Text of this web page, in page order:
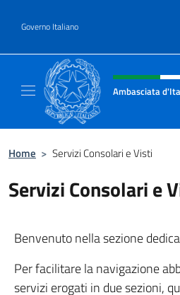
Governo Italiano
Intestazione sito,
Ambasciata
Home > Servizi Consolari e Visti
Servizi Consolari e
Benvenuto nella sezione
Per facilitare la navigazione
servizi erogati in due sezioni,